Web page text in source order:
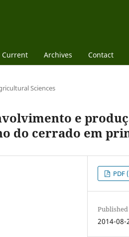
Current Archives Contact
Sciences
e
do cerrado em
PDF
Published
2014-08-